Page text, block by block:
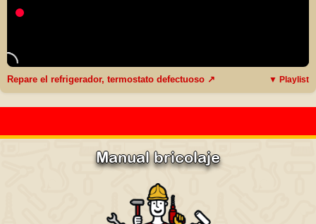
Repare el refrigerador, termostato defectuoso ↗ ▼ Playlist
Manual bricolaje